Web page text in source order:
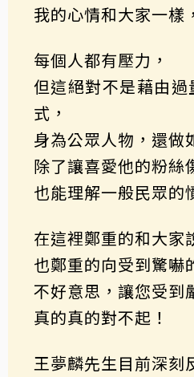
我的心情和大家一樣
每個人都有壓力，
但這絕對不是藉由
式，
身為公眾人物，還做
除了讓喜愛他的粉絲
也能理解一般民眾的
在這裡鄭重的和大家
也鄭重的向受到驚嚇
不好意思，讓您受到
真的真的對不起！
王夢麟先生目前深刻